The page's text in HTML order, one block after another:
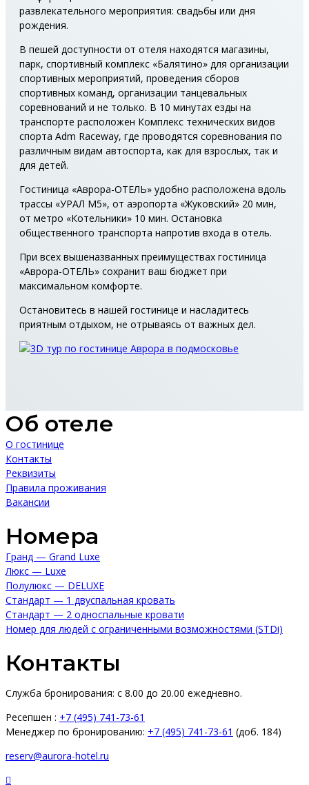
развлекательного мероприятия: свадьбы или дня
рождения.
В пешей доступности от отеля находятся магазины,
парк, спортивный комплекс «Балятино» для организации
спортивных мероприятий, проведения сборов
спортивных команд, организации танцевальных
соревнований и не только. В 10 минутах езды на
транспорте расположен Комплекс технических видов
спорта Adm Raceway, где проводятся соревнования по
различным видам автоспорта, как для взрослых, так и
для детей.
Гостиница «Аврора-ОТЕЛЬ» удобно расположена вдоль
трассы «УРАЛ М5», от аэропорта «Жуковский» 20 мин,
от метро «Котельники» 10 мин. Остановка
общественного транспорта напротив входа в отель.
При всех вышеназванных преимуществах гостиница
«Аврора-ОТЕЛЬ» сохранит ваш бюджет при
максимальном комфорте.
Остановитесь в нашей гостинице и насладитесь
приятным отдыхом, не отрываясь от важных дел.
Об отеле
О гостинице
Контакты
Реквизиты
Правила проживания
Вакансии
Номера
Гранд — Grand Luxe
Люкс — Luxe
Полулюкс — DELUXE
Стандарт — 1 двуспальная кровать
Стандарт — 2 односпальные кровати
Номер для людей с ограниченными возможностями (STDi)
Контакты
Служба бронирования: с 8.00 до 20.00 ежедневно.
Ресепшен : +7 (495) 741-73-61
Менеджер по бронированию: +7 (495) 741-73-61 (доб. 184)
reserv@aurora-hotel.ru